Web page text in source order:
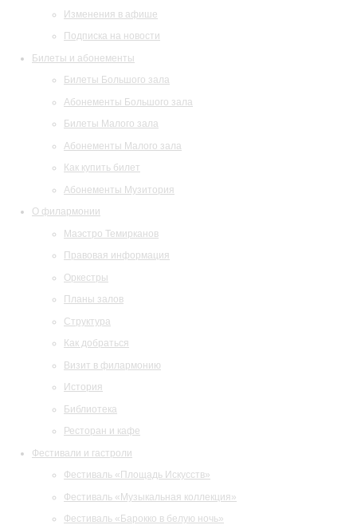
Изменения в афише
Подписка на новости
Билеты и абонементы
Билеты Большого зала
Абонементы Большого зала
Билеты Малого зала
Абонементы Малого зала
Как купить билет
Абонементы Музитория
О филармонии
Маэстро Темирканов
Правовая информация
Оркестры
Планы залов
Структура
Как добраться
Визит в филармонию
История
Библиотека
Ресторан и кафе
Фестивали и гастроли
Фестиваль «Площадь Искусств»
Фестиваль «Музыкальная коллекция»
Фестиваль «Барокко в белую ночь»